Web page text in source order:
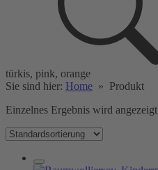
türkis, pink, orange
Sie sind hier: Home » Produkt
Einzelnes Ergebnis wird angezeigt